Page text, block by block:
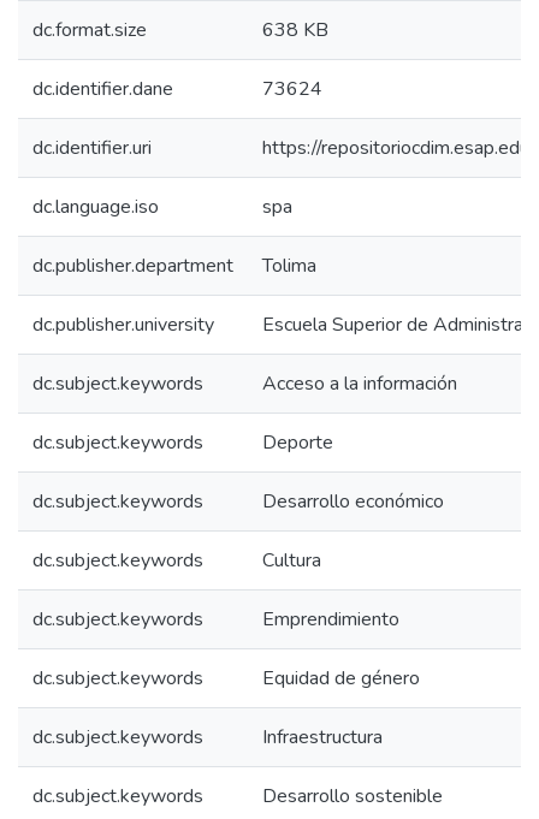
dc.format.size 638 KB
dc.identifier.dane 73624
dc.identifier.uri https://
dc.language.iso spa
dc.publisher.department Tolima
dc.publisher.university Escuela Superior de
dc.subject.keywords Acceso a la información
dc.subject.keywords Deporte
dc.subject.keywords Desarrollo económico
dc.subject.keywords Cultura
dc.subject.keywords Emprendimiento
dc.subject.keywords Equidad de género
dc.subject.keywords Infraestructura
dc.subject.keywords Desarrollo sostenible